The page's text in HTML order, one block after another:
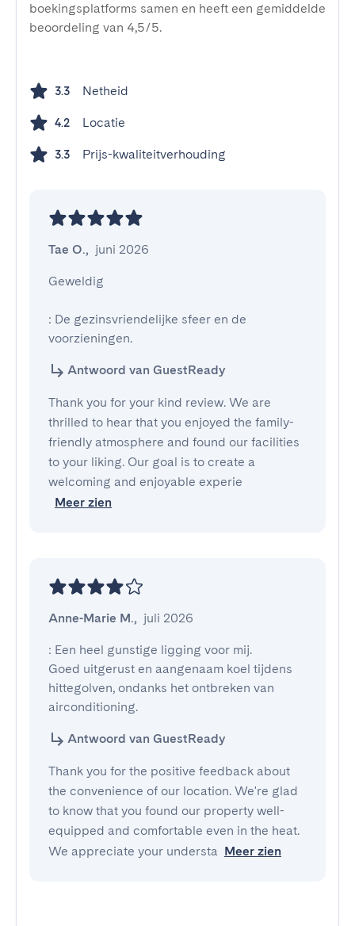
boekingsplatforms samen en heeft een gemiddelde
beoordeling van 4,5/5.
3.3 Netheid
4.2 Locatie
3.3 Prijs-kwaliteitverhouding
Tae O., juni 2026
Geweldig
: De gezinsvriendelijke sfeer en de
voorzieningen.
Antwoord van GuestReady
Thank you for your kind review. We are
thrilled to hear that you enjoyed the family-
friendly atmosphere and found our facilities
to your liking. Our goal is to create a
welcoming and enjoyable experie
Meer zien
Anne-Marie M., juli 2026
: Een heel gunstige ligging voor mij.
Goed uitgerust en aangenaam koel tijdens
hittegolven, ondanks het ontbreken van
airconditioning.
Antwoord van GuestReady
Thank you for the positive feedback about
the convenience of our location. We're glad
to know that you found our property well-
equipped and comfortable even in the heat.
We appreciate your understa Meer zien